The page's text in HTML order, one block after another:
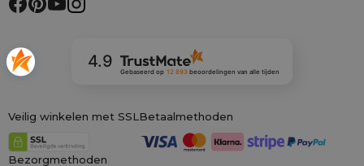
4.9
Gebaseerd op 12 893 beoordelingenvan alle tijden
Veilig winkelen met SSLBetaalmethoden
Bezorgmethoden